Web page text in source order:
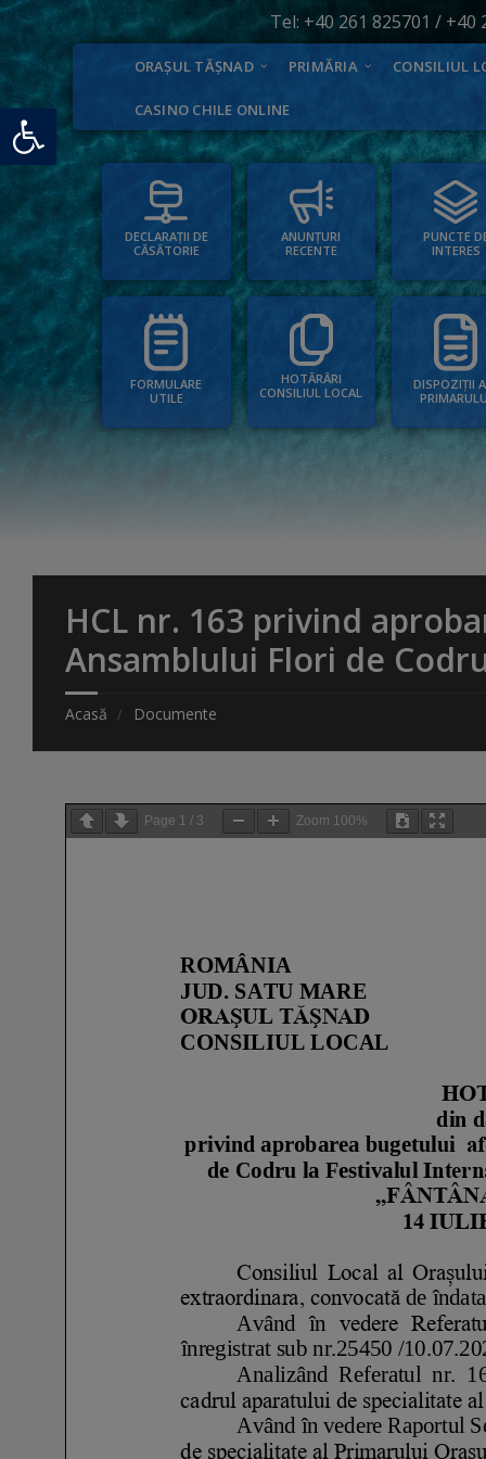
Deschide bara de unelte
Tel: +40 261 825701 / +40
ORAȘUL TĂȘNAD PRIMĂRIA CONSILIUL
CASINO CHILE ONLINE
DECLARAȚII DE
CĂSĂTORIE
ANUNȚURI
RECENTE
PUNCTE
INTERES
FORMULARE
UTILE
HOTĂRÂRI
CONSILIUL LOCAL
DISPOZIȚII
HCL nr. 163 privind
Ansamblului Flori de
Acasă Documente
Page 1 / 3 Zoom 100%